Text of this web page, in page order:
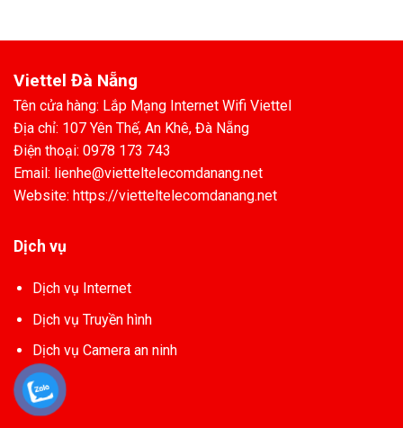
Viettel Đà Nẵng
Tên cửa hàng: Lắp Mạng Internet Wifi Viettel
Địa chỉ: 107 Yên Thế, An Khê, Đà Nẵng
Điện thoại: 0978 173 743
Email: lienhe@vietteltelecomdanang.net
Website: https://vietteltelecomdanang.net
Dịch vụ
Dịch vụ Internet
Dịch vụ Truyền hình
Dịch vụ Camera an ninh